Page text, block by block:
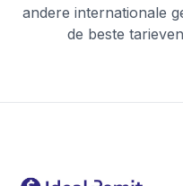
andere internationale
de beste